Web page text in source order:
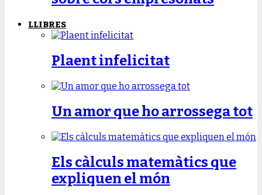
LLIBRES
Plaent infelicitat
Un amor que ho arrossega tot
Els càlculs matemàtics que
expliquen el món